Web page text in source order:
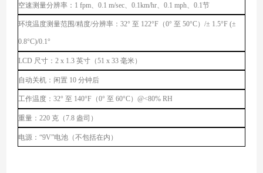
空速测量分辨率： 1 fpm、0.1 m/sec、0.1km/hr、0.1 mph、0.1节
环境温度测量范围/精度/分辨率：32° 至 122°F（0° 至 50°C）/± 1.5°F (±
0.8°C)/0.1°
LCD 尺寸：2 x 1.3 英寸（51 x 33 毫米）
自动关机：闲置 10 分钟后
工作温度：32° 至 140°F（0° 至 60°C）@<80% RH
重量：220 克（7.8 盎司）
电源：“9V”电池（不包括在内）